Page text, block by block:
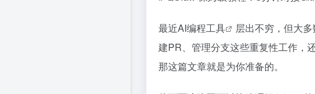
最近AI编程工具
层出不穷，但大
建PR、管理分支这些重复性工作，
那这篇文章就是为你准备的。